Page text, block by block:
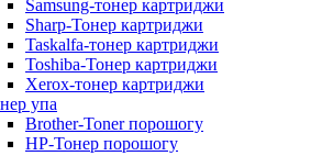
Samsung-тонер картриджи
Sharp-Тонер картриджи
Taskalfa-тонер картриджи
Toshiba-Тонер картриджи
Xerox-тонер картриджи
упа
Brother-Toner порошогу
HP-Тонер порошогу